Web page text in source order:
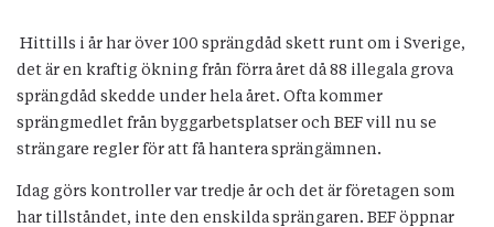
Hittills i år har över 100 sprängdåd skett runt om i Sverige,
det är en kraftig ökning från förra året då 88 illegala grova
sprängdåd skedde under hela året. Ofta kommer
sprängmedlet från byggarbetsplatser och BEF vill nu se
strängare regler för att få hantera sprängämnen.
Idag görs kontroller var tredje år och det är företagen som
har tillståndet, inte den enskilda sprängaren. BEF öppnar